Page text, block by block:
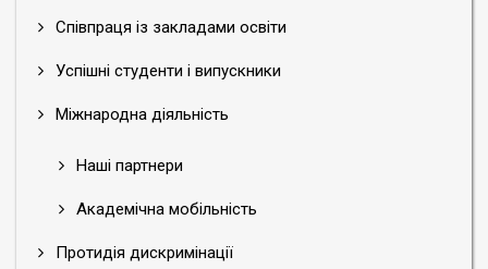
Співпраця із закладами освіти
Успішні студенти і випускники
Міжнародна діяльність
Наші партнери
Академічна мобільність
Протидія дискримінації